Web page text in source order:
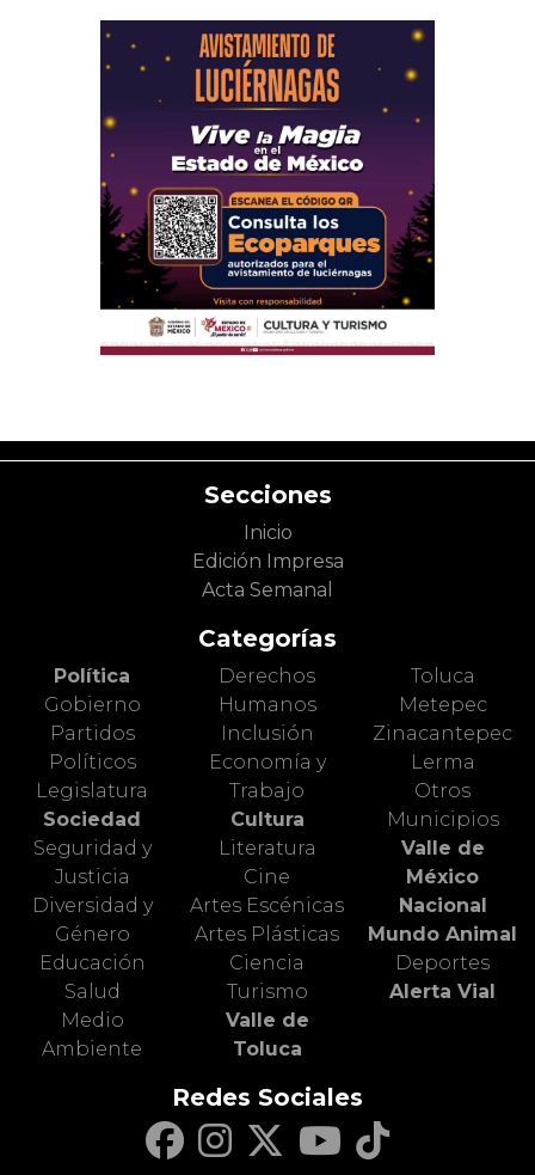
Secciones
Inicio
Edición Impresa
Acta Semanal
Categorías
Política
Gobierno
Partidos
Políticos
Legislatura
Sociedad
Seguridad y
Justicia
Diversidad y
Género
Educación
Salud
Medio
Ambiente
Derechos
Humanos
Inclusión
Economía y
Trabajo
Cultura
Literatura
Cine
Artes Escénicas
Artes Plásticas
Ciencia
Turismo
Valle de
Toluca
Toluca
Metepec
Zinacantepec
Lerma
Otros
Municipios
Valle de
México
Nacional
Mundo Animal
Deportes
Alerta Vial
Redes Sociales